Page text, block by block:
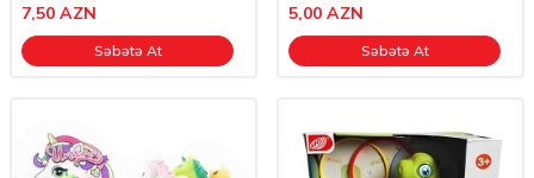
7,50 AZN
Səbətə At
5,00 AZN
Səbətə At